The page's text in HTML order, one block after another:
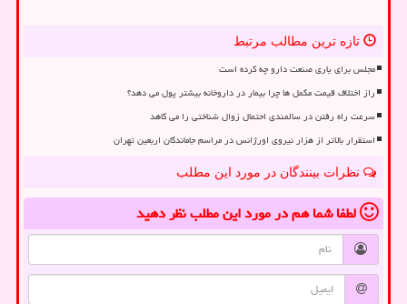
تازه ترین مطالب مرتبط
مجلس برای یاری صنعت دارو چه کرده است
راز اختلاف قیمت مکمل ها چرا بیمار در داروخانه بیشتر پول می دهد؟
سرعت راه رفتن در سالمندی احتمال زوال شناختی را می کاهد
استقرار بالاتر از هزار نیروی اورژانس در مراسم جاماندگان اربعین تهران
نظرات بینندگان در مورد این مطلب
لطفا شما همدر مورد این مطلبنظر دهید